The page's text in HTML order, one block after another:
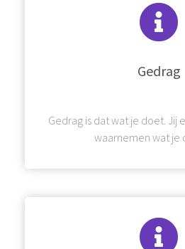
Gedrag
Gedrag is dat wat je doet. Jij
waarnemen wat je